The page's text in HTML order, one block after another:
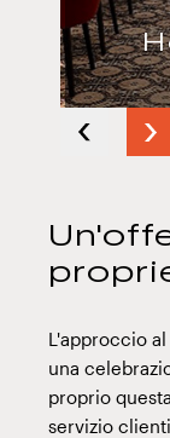
L'approccio
una
proprio
servizio
Previous